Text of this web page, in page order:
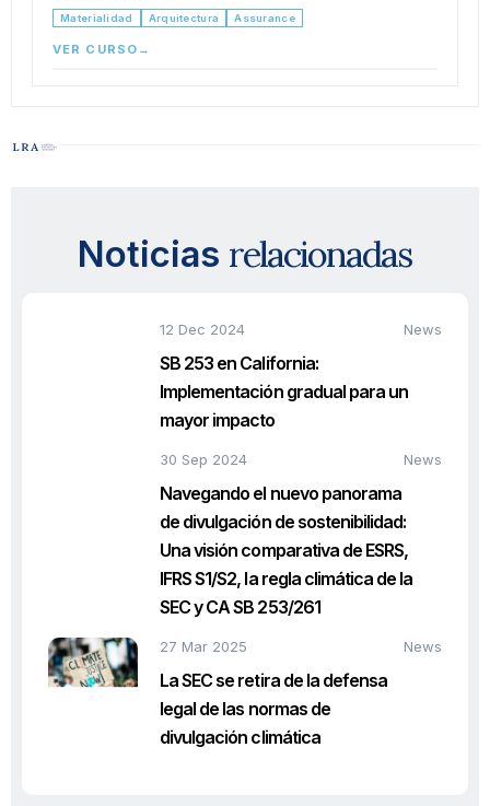
Materialidad Arquitectura Assurance
VER CURSO →
Noticias relacionadas
12 Dec 2024 News
SB 253 en California:
Implementación gradual para un
mayor impacto
30 Sep 2024 News
Navegando el nuevo panorama
de divulgación de sostenibilidad:
Una visión comparativa de ESRS,
IFRS S1/S2, la regla climática de la
SEC y CA SB 253/261
27 Mar 2025 News
La SEC se retira de la defensa
legal de las normas de
divulgación climática